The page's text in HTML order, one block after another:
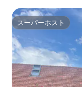
スーパーホスト
スーパーホスト